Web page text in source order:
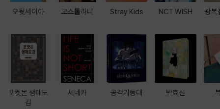
오뒷세이아
포켓몬 생태도
감
코스톨라니
세네카
Stray Kids
공각기동대
NCT WISH
박효신
광복